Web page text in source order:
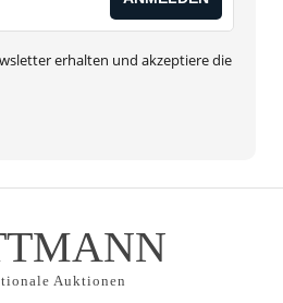
erhalten und akzeptiere die
Auktionen